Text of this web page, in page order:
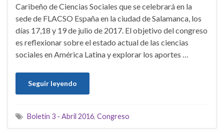
Caribeño de Ciencias Sociales que se celebrará en la
sede de FLACSO España en la ciudad de Salamanca, los
días 17,18 y 19 de julio de 2017. El objetivo del congreso
es reflexionar sobre el estado actual de las ciencias
sociales en América Latina y explorar los aportes …
Seguir leyendo
Boletín 3 - Abril 2016, Congreso